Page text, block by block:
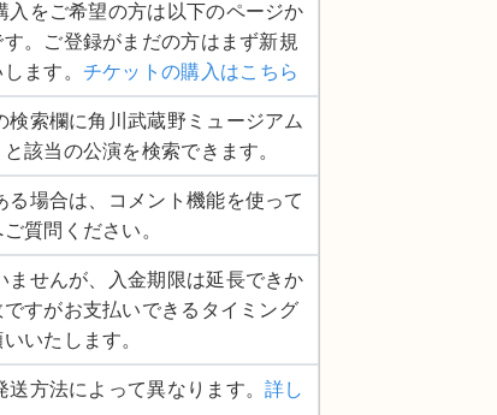
入をご希望の方は以下のページか
。ご登録がまだの方はまず新規
ます。 チケットの購入はこちら
検索欄に角川武蔵野ミュージアム
該当の公演を検索できます。
る場合は、コメント機能を使って
質問ください。
ませんが、入金期限は延長できか
すがお支払いできるタイミング
いたします。
送方法によって異なります。詳し